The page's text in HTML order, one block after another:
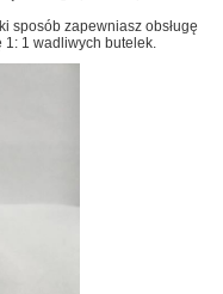
sposób zapewniasz obsługę
1: 1 wadliwych butelek.